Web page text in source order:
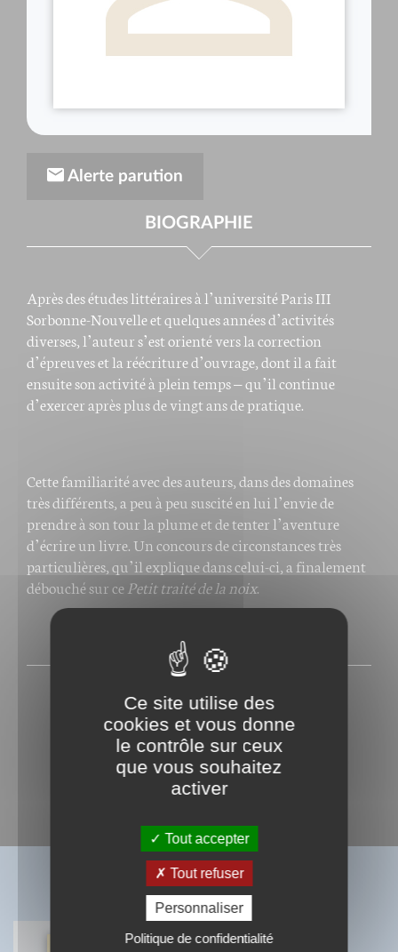
Alerte parution
BIOGRAPHIE
Après des études littéraires à l’université Paris III
Sorbonne-Nouvelle et quelques années d’activités
diverses, l’auteur s’est orienté vers la correction
d’épreuves et la réécriture d’ouvrage, dont il a fait
ensuite son activité à plein temps – qu’il continue
d’exercer après plus de vingt ans de pratique.
Cette familiarité avec des auteurs, dans des domaines
très différents, a peu à peu suscité en lui l’envie de
prendre à son tour la plume et de tenter l’aventure
d’écrire un livre. Un concours de circonstances très
particulières, qu’il explique dans celui-ci, a finalement
débouché sur ce Petit traité de la noix.
PRESSE
BIBLIOGRAPHIE
Ce site utilise des
cookies et vous donne
le contrôle sur ceux
que vous souhaitez
activer
Tout accepter
Tout refuser
Personnaliser
Politique de confidentialité